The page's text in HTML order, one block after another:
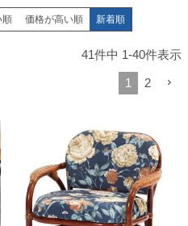
順 価格が高い順 新着順
41件中 1-40件表示
1 2